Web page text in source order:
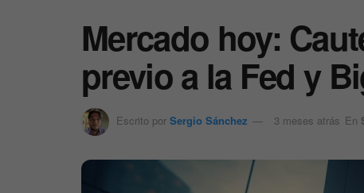
Mercado hoy:
previo a la Fed y
Escrito por Sergio Sánchez 3 meses atrás En